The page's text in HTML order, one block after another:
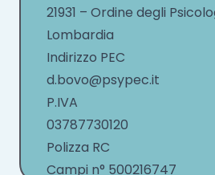
21931 – Ordine degli
Lombardia
Indirizzo PEC
d.bovo@psypec.it
P.IVA
03787730120
Polizza RC
Campi n° 500216747